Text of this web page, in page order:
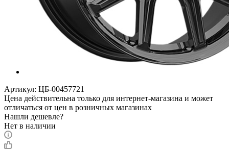
Артикул: ЦБ-00457721
Цена действительна только для интернет-магазина и может
отличаться от цен в розничных магазинах
Нашли дешевле?
Нет в наличии